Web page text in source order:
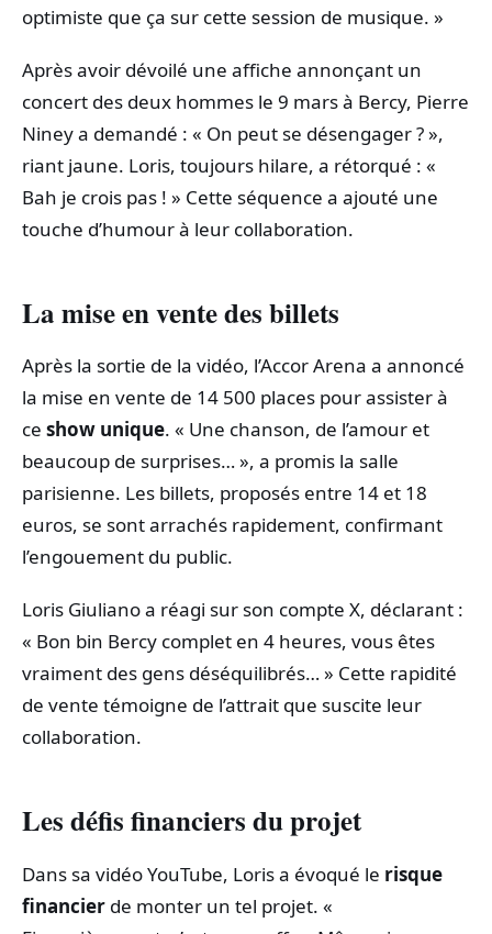
optimiste que ça sur cette session de musique. »
Après avoir dévoilé une affiche annonçant un
concert des deux hommes le 9 mars à Bercy, Pierre
Niney a demandé : « On peut se désengager ? »,
riant jaune. Loris, toujours hilare, a rétorqué : «
Bah je crois pas ! » Cette séquence a ajouté une
touche d’humour à leur collaboration.
La mise en vente des billets
Après la sortie de la vidéo, l’Accor Arena a annoncé
la mise en vente de 14 500 places pour assister à
ce show unique. « Une chanson, de l’amour et
beaucoup de surprises… », a promis la salle
parisienne. Les billets, proposés entre 14 et 18
euros, se sont arrachés rapidement, confirmant
l’engouement du public.
Loris Giuliano a réagi sur son compte X, déclarant :
« Bon bin Bercy complet en 4 heures, vous êtes
vraiment des gens déséquilibrés… » Cette rapidité
de vente témoigne de l’attrait que suscite leur
collaboration.
Les défis financiers du projet
Dans sa vidéo YouTube, Loris a évoqué le risque
financier de monter un tel projet. «